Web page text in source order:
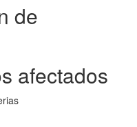
de
afectados